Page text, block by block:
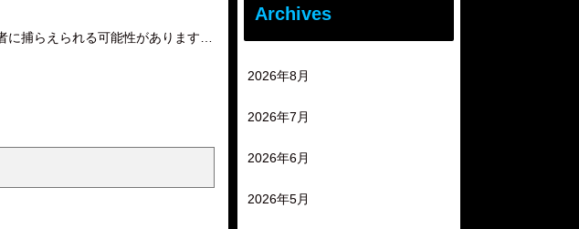
に捕らえられる可能性があります…
Archives
2026年8月
2026年7月
2026年6月
2026年5月